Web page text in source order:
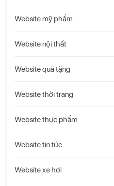
Website mỹ phẩm
Website nội thất
Website quà tặng
Website thời trang
Website thực phẩm
Website tin tức
Website xe hơi